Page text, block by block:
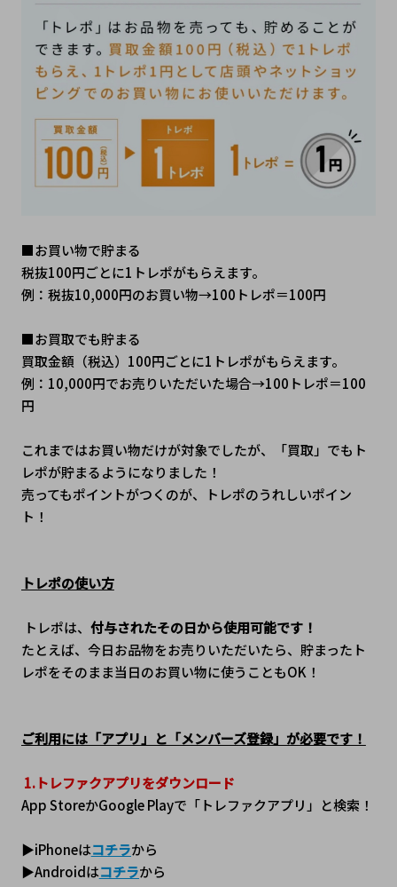
■お買い物で貯まる
税抜100円ごとに1トレポがもらえます。
例：税抜10,000円のお買い物→100トレポ＝100円
■お買取でも貯まる
買取金額（税込）100円ごとに1トレポがもらえます。
例：10,000円でお売りいただいた場合→100トレポ＝100
円
これまではお買い物だけが対象でしたが、「買取」でもト
レポが貯まるようになりました！
売ってもポイントがつくのが、トレポのうれしいポイン
ト！
トレポの使い方
トレポは、 付与されたその日から使用可能です！
たとえば、今日お品物をお売りいただいたら、貯まったト
レポをそのまま当日のお買い物に使うこともOK！
ご利用には「アプリ」と「メンバーズ登録」が必要です！
1.トレファクアプリをダウンロード
App StoreかGoogle Playで「トレファクアプリ」と検索！
▶iPhoneはコチラから
▶Androidはコチラから